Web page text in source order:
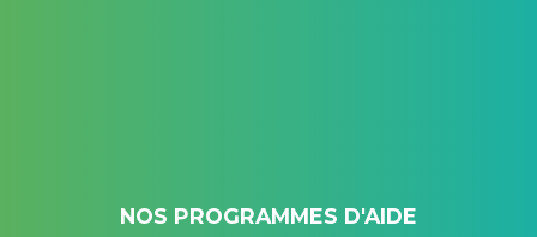
NOS PROGRAMMES D'AIDE